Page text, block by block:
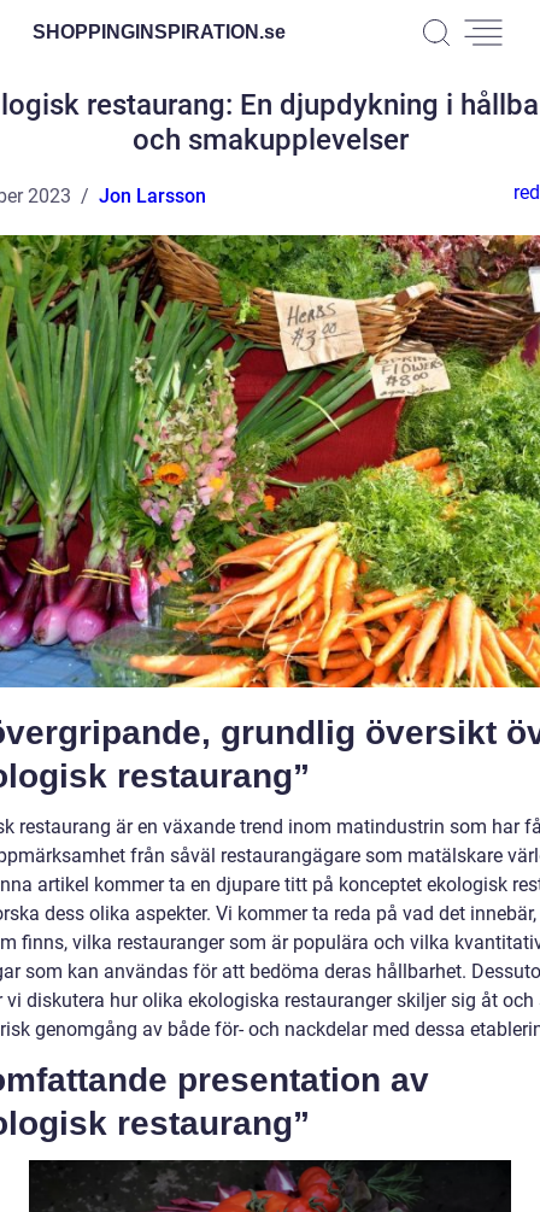
SHOPPINGINSPIRATION.se
restaurang: En djupdykning i
och smakupplevelser
2023 Jon Larsson
grundlig översikt
restaurang”
restaurang är en växande trend inom matindustrin som har
från såväl restaurangägare som matälskare
artikel kommer ta en djupare titt på konceptet ekologisk
dess olika aspekter. Vi kommer ta reda på vad det
finns, vilka restauranger som är populära och vilka
som kan användas för att bedöma deras hållbarhet.
vi diskutera hur olika ekologiska restauranger skiljer sig åt och
genomgång av både för- och nackdelar med dessa
presentation av
restaurang”